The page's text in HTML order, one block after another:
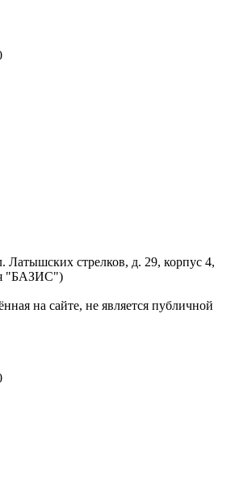
Латышских стрелков, д. 29, корпус 4,
"БАЗИС")
на сайте, не является публичной